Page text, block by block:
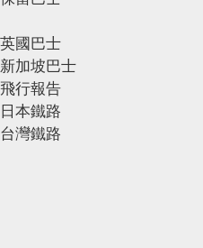
英國巴士
新加坡巴士
飛行報告
日本鐵路
台灣鐵路